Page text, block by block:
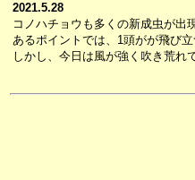
2021.5.28
コノハチョウも多くの新成虫が出
あるポイントでは、1頭がが飛び
しかし、今日は風が強く吹き荒れ